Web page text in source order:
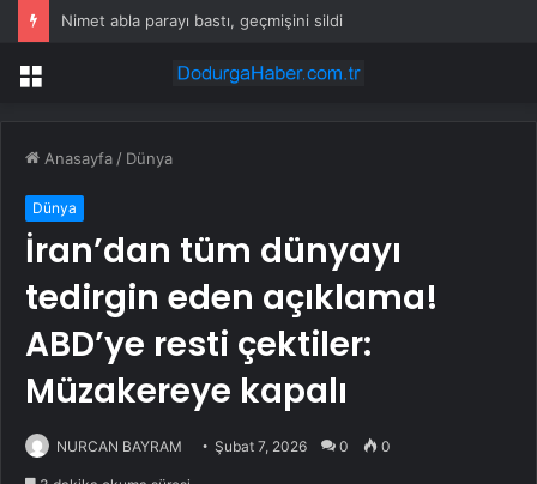
Nimet abla parayı bastı, geçmişini sildi
Menü
Anasayfa / Dünya
Dünya
İran’dan tüm dünyayı
tedirgin eden açıklama!
ABD’ye resti çektiler:
Müzakereye kapalı
NURCAN BAYRAM Şubat 7, 2026 0 0